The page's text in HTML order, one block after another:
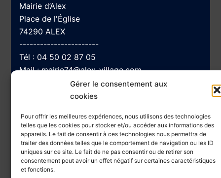
Gérer le consentement aux
cookies
Pour offrir les meilleures expériences, nous utilisons des technologies
telles que les cookies pour stocker et/ou accéder aux informations des
appareils. Le fait de consentir à ces technologies nous permettra de
traiter des données telles que le comportement de navigation ou les ID
uniques sur ce site. Le fait de ne pas consentir ou de retirer son
consentement peut avoir un effet négatif sur certaines caractéristiques
et fonctions.
Mairie d’Alex
Place de l'Église
74290 ALEX
-----------------------
Tél : 04 50 02 87 05
Mail :mairie74@alex-village.com
Accessibilité
Plan du site
Mentions Légales et Politique de confidentialité